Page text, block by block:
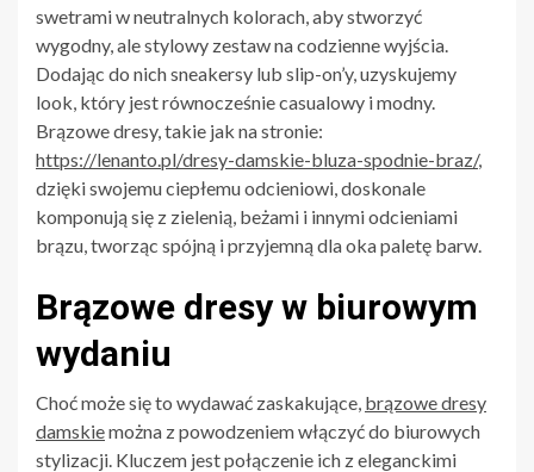
swetrami w neutralnych kolorach, aby stworzyć
wygodny, ale stylowy zestaw na codzienne wyjścia.
Dodając do nich sneakersy lub slip-on’y, uzyskujemy
look, który jest równocześnie casualowy i modny.
Brązowe dresy, takie jak na stronie:
https://lenanto.pl/dresy-damskie-bluza-spodnie-braz/,
dzięki swojemu ciepłemu odcieniowi, doskonale
komponują się z zielenią, beżami i innymi odcieniami
brązu, tworząc spójną i przyjemną dla oka paletę barw.
Brązowe dresy w biurowym
wydaniu
Choć może się to wydawać zaskakujące, brązowe dresy
damskiemożna z powodzeniem włączyć do biurowych
stylizacji. Kluczem jest połączenie ich z eleganckimi